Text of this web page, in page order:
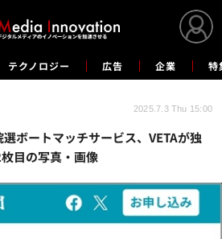
テクノロジー 広告 企業 特
ボートマッチサービス、VETAが独
目の写真・画像
2025.7.3 Thu 15:00